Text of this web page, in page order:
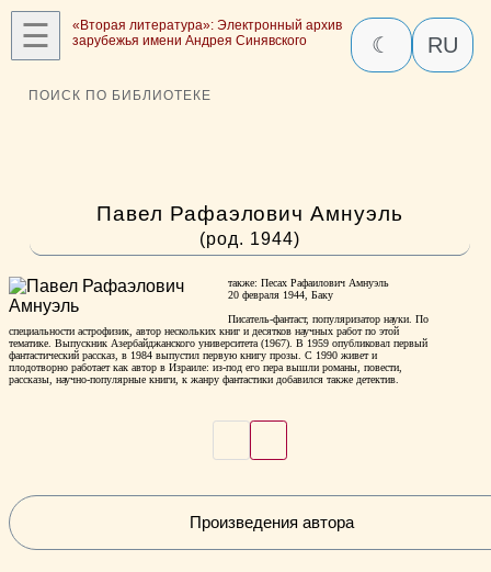
☰
«Вторая литература»: Электронный архив
зарубежья имени Андрея Синявского
☾ RU
ПОИСК ПО БИБЛИОТЕКЕ
Павел Рафаэлович Амнуэль
(род. 1944)
также: Песах Рафаилович Амнуэль
20 февраля 1944, Баку
Писатель-фантаст, популяризатор науки. По
специальности астрофизик, автор нескольких книг и десятков научных работ по этой
тематике. Выпускник Азербайджанского университета (1967). В 1959 опубликовал первый
фантастический рассказ, в 1984 выпустил первую книгу прозы. С 1990 живет и
плодотворно работает как автор в Израиле: из-под его пера вышли романы, повести,
рассказы, научно-популярные книги, к жанру фантастики добавился также детектив.
Произведения автора